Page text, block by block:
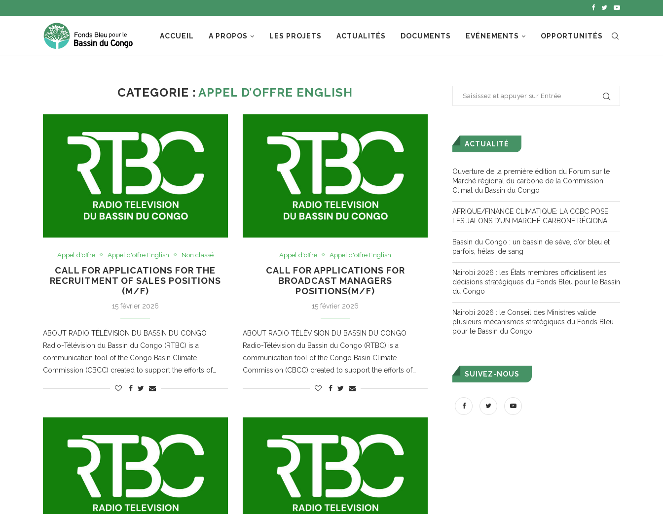
ACCUEIL A PROPOS LES PROJETS ACTUALITÉS DOCUMENTS EVÉNEMENTS OPPORTUNITÉS
CATEGORIE : APPEL D’OFFRE ENGLISH
Appel d'offre Appel d'offre English Non classé
CALL FOR APPLICATIONS FOR THE
RECRUITMENT OF SALES POSITIONS
(M/F)
15 février 2026
ABOUT RADIO TÉLÉVISION DU BASSIN DU CONGO
Radio-Télévision du Bassin du Congo (RTBC) is a
communication tool of the Congo Basin Climate
Commission (CBCC) created to support the efforts of…
Appel d'offre Appel d'offre English
CALL FOR APPLICATIONS FOR
BROADCAST MANAGERS
POSITIONS(M/F)
15 février 2026
ABOUT RADIO TÉLÉVISION DU BASSIN DU CONGO
Radio-Télévision du Bassin du Congo (RTBC) is a
communication tool of the Congo Basin Climate
Commission (CBCC) created to support the efforts of…
ACTUALITÉ
Ouverture de la première édition du Forum sur le
Marché régional du carbone de la Commission
Climat du Bassin du Congo
AFRIQUE/FINANCE CLIMATIQUE: LA CCBC POSE
LES JALONS D’UN MARCHÉ CARBONE RÉGIONAL
Bassin du Congo : un bassin de sève, d’or bleu et
parfois, hélas, de sang
Nairobi 2026 : les États membres officialisent les
décisions stratégiques du Fonds Bleu pour le Bassin
du Congo
Nairobi 2026 : le Conseil des Ministres valide
plusieurs mécanismes stratégiques du Fonds Bleu
pour le Bassin du Congo
SUIVEZ-NOUS